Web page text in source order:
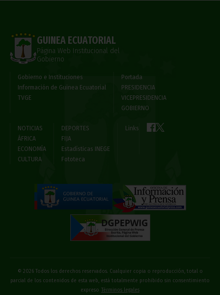
GUINEA ECUATORIAL
Página Web Institucional del
Gobierno
Gobierno e Instituciones
Información de Guinea Ecuatorial
TVGE
Portada
PRESIDENCIA
VICEPRESIDENCIA
GOBIERNO
NOTICIAS
ÁFRICA
ECONOMÍA
CULTURA
DEPORTES
FIJA
Estadísticas INEGE
Fototeca
Links
© 2026 Todos los derechos reservados. Cualquier copia o reproducción, total o
parcial de los contenidos de esta web, está totalmente prohibido sin consentimiento
expreso
Términos legales